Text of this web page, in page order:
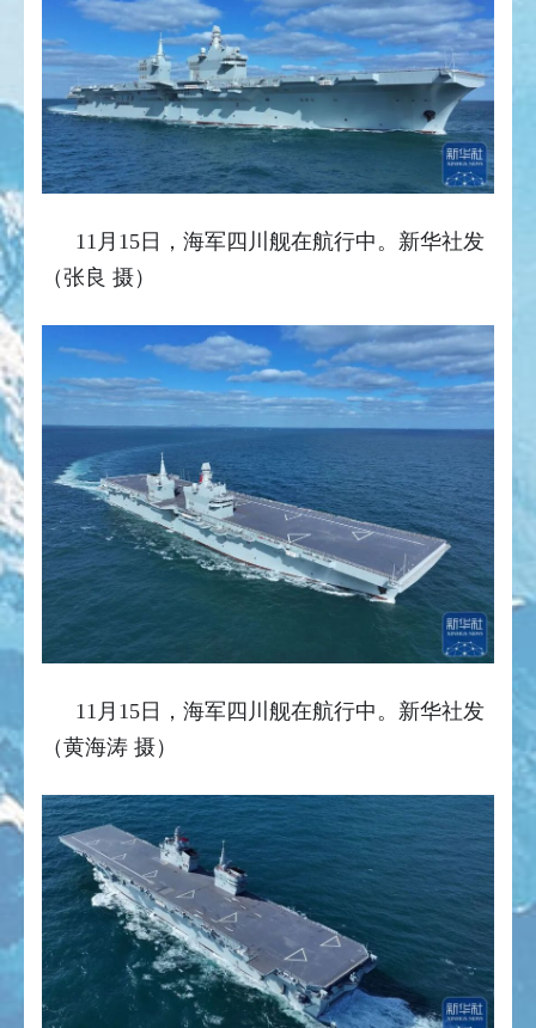
11月15日，海军四川舰在航行中。新华社发
（张良 摄）
11月15日，海军四川舰在航行中。 新华社发
（黄海涛 摄）